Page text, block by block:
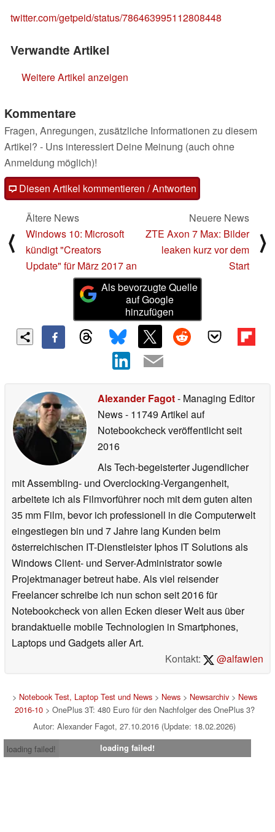
twitter.com/getpeid/status/786463995112808448
Verwandte Artikel
Weitere Artikel anzeigen
Kommentare
Fragen, Anregungen, zusätzliche Informationen zu diesem
Artikel? - Uns interessiert Deine Meinung (auch ohne
Anmeldung möglich)!
Diesen Artikel kommentieren / Antworten
⟨
Ältere News
Windows 10: Microsoft
kündigt "Creators
Update" für März 2017 an
Neuere News
ZTE Axon 7 Max: Bilder
leaken kurz vor dem
Start
⟩
Als bevorzugte Quelle
auf Google
hinzufügen
Alexander Fagot- Managing Editor
News- 11749 Artikel auf
Notebookcheck veröffentlichtseit
2016
Als Tech-begeisterter Jugendlicher
mit Assembling- und Overclocking-Vergangenheit,
arbeitete ich als Filmvorführer noch mit dem guten alten
35 mm Film, bevor ich professionell in die Computerwelt
eingestiegen bin und 7 Jahre lang Kunden beim
österreichischen IT-Dienstleister Iphos IT Solutions als
Windows Client- und Server-Administrator sowie
Projektmanager betreut habe. Als viel reisender
Freelancer schreibe ich nun schon seit 2016 für
Notebookcheck von allen Ecken dieser Welt aus über
brandaktuelle mobile Technologien in Smartphones,
Laptops und Gadgets aller Art.
Kontakt:
@alfawien
> Notebook Test, Laptop Test und News> News> Newsarchiv> News
2016-10> OnePlus 3T: 480 Euro für den Nachfolger des OnePlus 3?
Autor: Alexander Fagot, 27.10.2016 (Update: 18.02.2026)
loading failed!
loading failed!